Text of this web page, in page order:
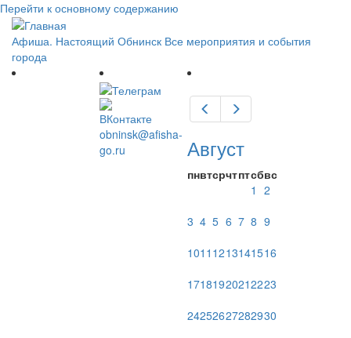
Перейти к основному содержанию
Афиша. Настоящий Обнинск Все мероприятия и события
города
obninsk@afisha-
go.ru
Предыдущий
Август
пнвтсрчтптсбвс
1 2
3 4 5 6 7 8 9
1011 1213141516
17181920212223
24252627282930